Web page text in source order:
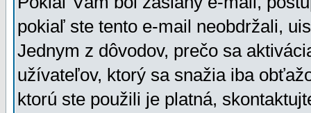
pokiaľ ste tento e-mail neobdržali,
Jednym z dôvodov, prečo sa
užívateľov, ktorý sa snažia iba
ktorú ste použili je platná,